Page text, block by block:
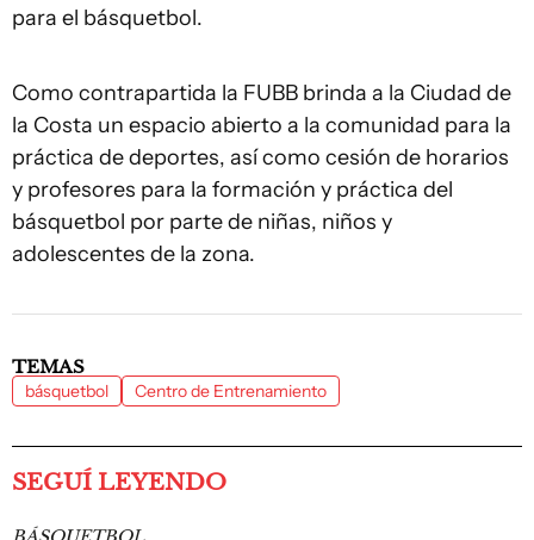
para el básquetbol.
Como contrapartida la FUBB brinda a la Ciudad de
la Costa un espacio abierto a la comunidad para la
práctica de deportes, así como cesión de horarios
y profesores para la formación y práctica del
básquetbol por parte de niñas, niños y
adolescentes de la zona.
TEMAS
básquetbol Centro de Entrenamiento
SEGUÍ LEYENDO